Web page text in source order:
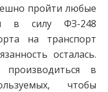
пройти любые
в силу ФЗ-248
на транспорт
осталась.
в
чтобы